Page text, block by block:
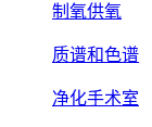
制氧供氧
质谱和色谱
净化手术室